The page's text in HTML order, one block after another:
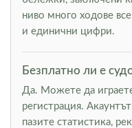
ниво много ходове
и единични цифри.
Безплатно ли е
Да. Можете да
регистрация.
пазите статистика,